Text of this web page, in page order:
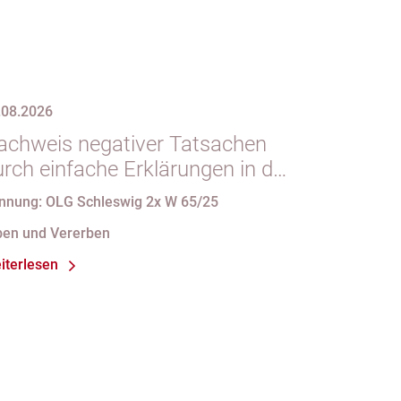
negativer Tatsachen
einfache Erklärungen in der
des § 29 GBO (hier:
OLG Schleswig 2x W 65/25
und Vererben